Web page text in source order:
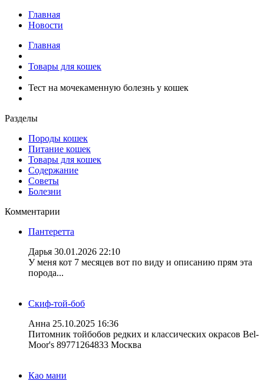
Главная
Новости
Главная
Товары для кошек
Тест на мочекаменную болезнь у кошек
Разделы
Породы кошек
Питание кошек
Товары для кошек
Содержание
Советы
Болезни
Комментарии
Пантеретта
Дарья 30.01.2026 22:10
У меня кот 7 месяцев вот по виду и описанию прям эта
порода...
Скиф-той-боб
Анна 25.10.2025 16:36
Питомник тойбобов редких и классических окрасов Bel-
Moor's 89771264833 Москва
Као мани